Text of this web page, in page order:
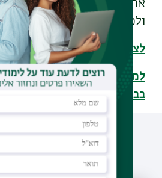
ארנק קריפטוגרפי כחלק
ולכל דין״.
לצפייה בסרטון הסבר על
למסלול לימודי תואר ראשון
בבר-אילן>>>
עוד כתבות